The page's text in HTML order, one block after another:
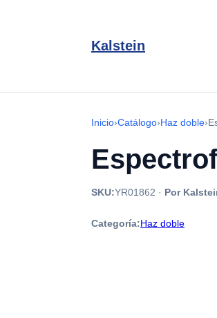
Kalstein
Inicio›Catálogo›Haz doble›
SKU:YR01862 · Por
Categoría:Haz doble